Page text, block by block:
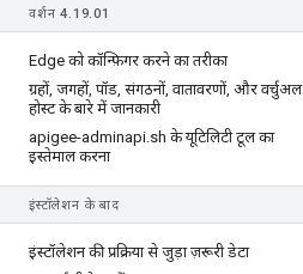
वर्शन 4.19.01
Edge को कॉन्फ़िगर करने का तरीका
ग्रहों, जगहों, पॉड, संगठनों, वातावरणों, और वर्चुअल
होस्ट के बारे में जानकारी
apigee-adminapi.sh के यूटिलिटी टूल का
इस्तेमाल करना
इंस्टॉलेशन के बाद
इंस्टॉलेशन की प्रक्रिया से जुड़ा ज़रूरी डेटा